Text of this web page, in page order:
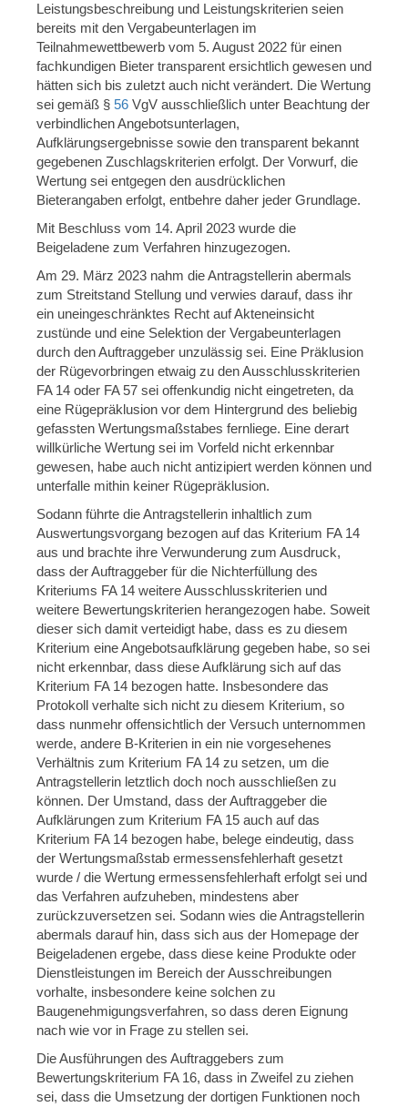
Leistungsbeschreibung und Leistungskriterien seien
bereits mit den Vergabeunterlagen im
Teilnahmewettbewerb vom 5. August 2022 für einen
fachkundigen Bieter transparent ersichtlich gewesen und
hätten sich bis zuletzt auch nicht verändert. Die Wertung
sei gemäß § 56 VgV ausschließlich unter Beachtung der
verbindlichen Angebotsunterlagen,
Aufklärungsergebnisse sowie den transparent bekannt
gegebenen Zuschlagskriterien erfolgt. Der Vorwurf, die
Wertung sei entgegen den ausdrücklichen
Bieterangaben erfolgt, entbehre daher jeder Grundlage.
Mit Beschluss vom 14. April 2023 wurde die
Beigeladene zum Verfahren hinzugezogen.
Am 29. März 2023 nahm die Antragstellerin abermals
zum Streitstand Stellung und verwies darauf, dass ihr
ein uneingeschränktes Recht auf Akteneinsicht
zustünde und eine Selektion der Vergabeunterlagen
durch den Auftraggeber unzulässig sei. Eine Präklusion
der Rügevorbringen etwaig zu den Ausschlusskriterien
FA 14 oder FA 57 sei offenkundig nicht eingetreten, da
eine Rügepräklusion vor dem Hintergrund des beliebig
gefassten Wertungsmaßstabes fernliege. Eine derart
willkürliche Wertung sei im Vorfeld nicht erkennbar
gewesen, habe auch nicht antizipiert werden können und
unterfalle mithin keiner Rügepräklusion.
Sodann führte die Antragstellerin inhaltlich zum
Auswertungsvorgang bezogen auf das Kriterium FA 14
aus und brachte ihre Verwunderung zum Ausdruck,
dass der Auftraggeber für die Nichterfüllung des
Kriteriums FA 14 weitere Ausschlusskriterien und
weitere Bewertungskriterien herangezogen habe. Soweit
dieser sich damit verteidigt habe, dass es zu diesem
Kriterium eine Angebotsaufklärung gegeben habe, so sei
nicht erkennbar, dass diese Aufklärung sich auf das
Kriterium FA 14 bezogen hatte. Insbesondere das
Protokoll verhalte sich nicht zu diesem Kriterium, so
dass nunmehr offensichtlich der Versuch unternommen
werde, andere B-Kriterien in ein nie vorgesehenes
Verhältnis zum Kriterium FA 14 zu setzen, um die
Antragstellerin letztlich doch noch ausschließen zu
können. Der Umstand, dass der Auftraggeber die
Aufklärungen zum Kriterium FA 15 auch auf das
Kriterium FA 14 bezogen habe, belege eindeutig, dass
der Wertungsmaßstab ermessensfehlerhaft gesetzt
wurde / die Wertung ermessensfehlerhaft erfolgt sei und
das Verfahren aufzuheben, mindestens aber
zurückzuversetzen sei. Sodann wies die Antragstellerin
abermals darauf hin, dass sich aus der Homepage der
Beigeladenen ergebe, dass diese keine Produkte oder
Dienstleistungen im Bereich der Ausschreibungen
vorhalte, insbesondere keine solchen zu
Baugenehmigungsverfahren, so dass deren Eignung
nach wie vor in Frage zu stellen sei.
Die Ausführungen des Auftraggebers zum
Bewertungskriterium FA 16, dass in Zweifel zu ziehen
sei, dass die Umsetzung der dortigen Funktionen noch